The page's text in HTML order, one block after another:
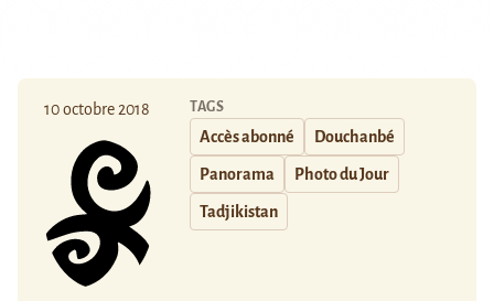
10 octobre 2018 TAGS
Accès abonné Douchanbé
Panorama Photo du Jour
Tadjikistan